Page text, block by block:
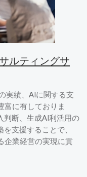
ルティングサ
実績、AIに関する支
富に有しておりま
判断、生成AI利活用の
支援することで、
企業経営の実現に貢